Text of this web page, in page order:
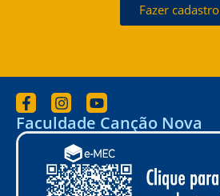
Fazer cadastro
Faculdade Canção Nova